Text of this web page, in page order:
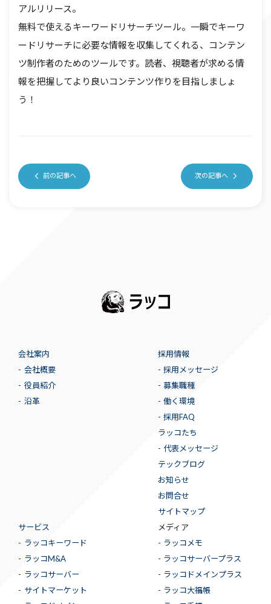
アルリリース。
無料で使えるキーワードリサーチツール。一瞬でキーワ
ードリサーチに必要な情報を収集してくれる、コンテン
ツ制作者のためのツールです。読者、視聴者が求める情
報を把握してより良いコンテンツ作りを目指しましょ
う！
前の記事へ 次の記事へ
会社案内
会社概要
役員紹介
沿革
採用情報
採用メッセージ
募集職種
働く環境
採用FAQ
ラッコたち
代表メッセージ
テックブログ
お知らせ
お問合せ
サイトマップ
サービス
ラッコキーワード
ラッコM&A
ラッコサーバー
サイトマーケット
メディア
ラッコメモ
ラッコサーバープラス
ラッコドメインプラス
ラッコ大福帳